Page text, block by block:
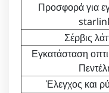
Προσφορά για
Σέρβις
Εγκατάσταση
Έλεγχος και